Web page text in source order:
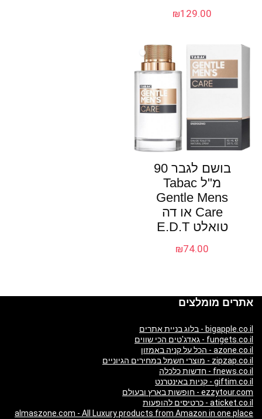
₪129.00
בושם לגבר 90
מ"ל Tabac
Gentle Mens
Care או דה
טואלט E.D.T
₪74.00
אתרים מומלצים
bigapple.co.il - בלוג בניית אתרים
fungets.co.il - גאדג'טים הכי שווים
azone.co.il - הכל על קניה באמזון
zipzap.co.il - מוצרי חשמל במחירים הגיוניים
fnews.co.il - חדשות כלכלה
giftim.co.il - קניות באינטרנט
ezzytour.com - חופשות בארץ ובעולם
aticket.co.il - כרטיסים להופעות
almaszone.com - All Luxury products from Amazon in one place